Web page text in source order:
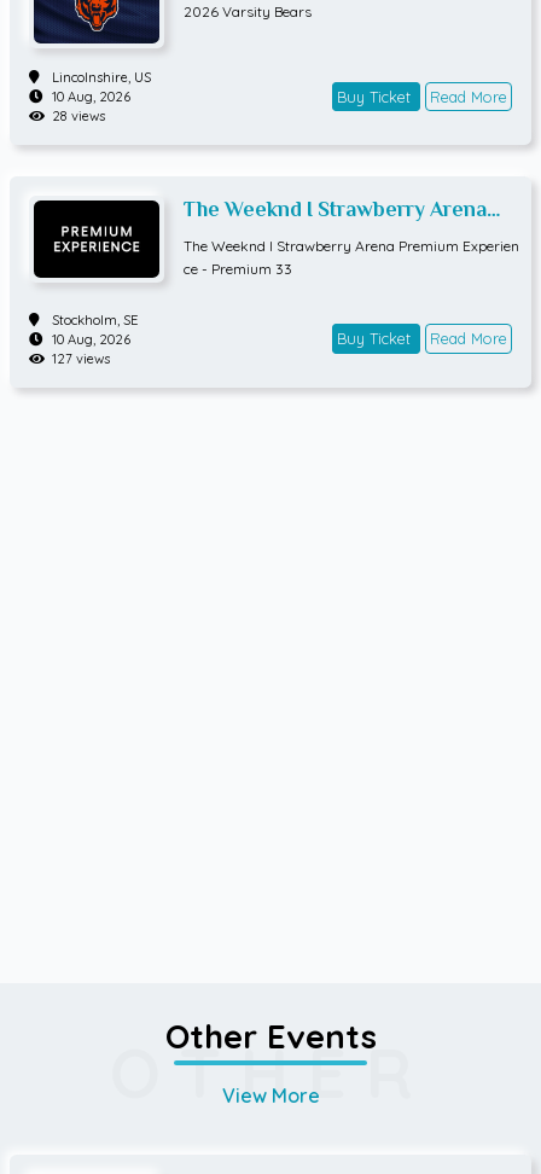
2026 Varsity Bears
Lincolnshire, US
10 Aug, 2026
28 views
Buy Ticket Read More
The Weeknd I Strawberry Arena
The Weeknd I Strawberry Arena Premium Experien
ce - Premium 33
Stockholm, SE
10 Aug, 2026
127 views
Buy Ticket Read More
OTHER
Other Events
View More